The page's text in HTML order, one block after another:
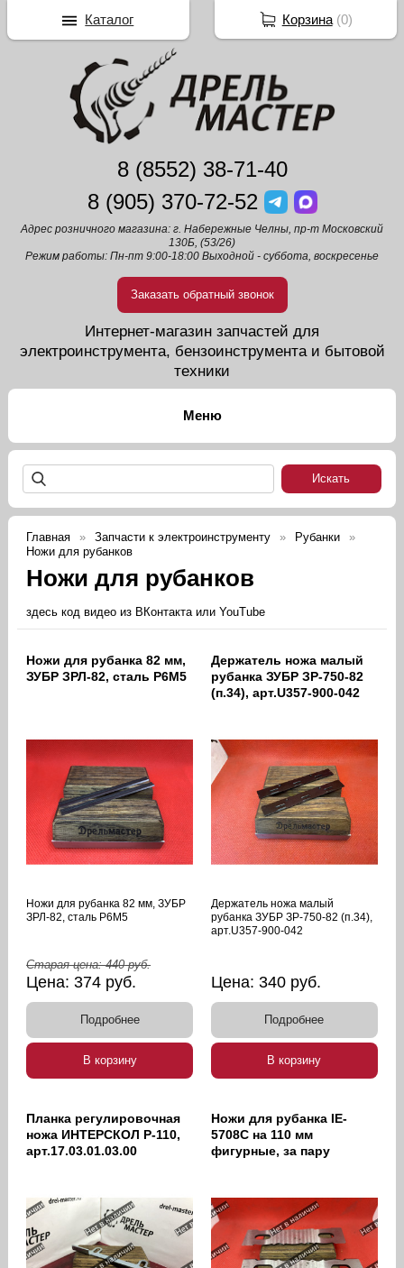
8 (8552) 38-71-40
8 (905) 370-72-52
Адрес розничного магазина: г. Набережные Челны, пр-т Московский
130Б, (53/26)
Режим работы: Пн-пт 9:00-18:00 Выходной - суббота, воскресенье
Заказать обратный звонок
Интернет-магазин запчастей для
электроинструмента, бензоинструмента и бытовой
техники
Главная Запчасти к электроинструменту
Рубанки
Ножи для рубанков
Ножи для рубанков
здесь код видео из ВКонтакта или YouTube
Ножи для рубанка 82 мм,
ЗУБР ЗРЛ-82, сталь Р6М5
Ножи для рубанка 82 мм, ЗУБР
ЗРЛ-82, сталь Р6М5
Старая цена:440руб.
Цена:374 руб.
Подробнее
В корзину
Держатель ножа малый
рубанка ЗУБР ЗР-750-82
(п.34), арт.U357-900-042
Держатель ножа малый
рубанка ЗУБР ЗР-750-82 (п.34),
арт.U357-900-042
Цена: 340 руб.
Подробнее
В корзину
Планка регулировочная
ножа ИНТЕРСКОЛ Р-110,
арт.17.03.01.03.00
Ножи для рубанка IE-
5708C на 110 мм
фигурные, за пару
Корзина(0)
Каталог